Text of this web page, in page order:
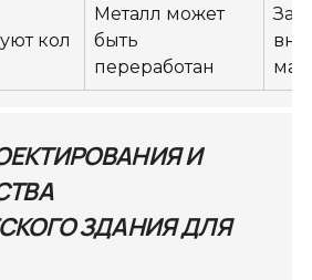
кол
Металл может
быть
переработан
И
ЗДАНИЯ ДЛЯ